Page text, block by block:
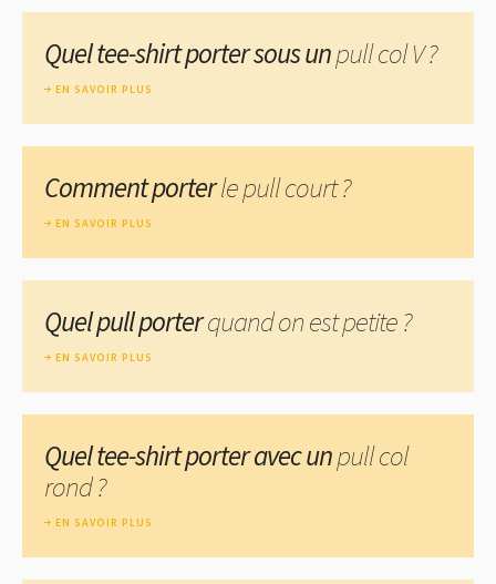
Quel tee-shirt porter sous unpull col V ?
EN SAVOIR PLUS
Comment porterle pull court ?
EN SAVOIR PLUS
Quel pull porterquand on est petite ?
EN SAVOIR PLUS
Quel tee-shirt porter avec unpull col
rond ?
EN SAVOIR PLUS